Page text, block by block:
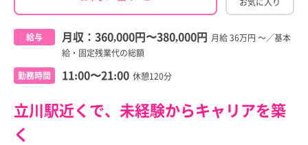
給与 月収： 360,000円〜380,000円 月給 36万円 ～／基本
給・固定残業代の総額
勤務時間
11:00〜21:00 休憩120分
立川駅近くで、未経験からキャリアを築
く